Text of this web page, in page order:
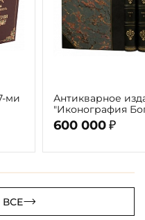
ми
Антикварное
"Иконография
г. (в 2-х томах с
автора)
600 000 ₽